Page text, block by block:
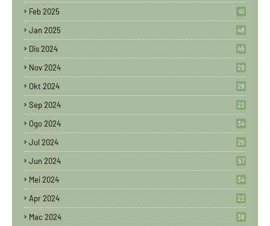
Feb 2025 41
Jan 2025 48
Dis 2024 45
Nov 2024 29
Okt 2024 28
Sep 2024 22
Ogo 2024 34
Jul 2024 25
Jun 2024 57
Mei 2024 34
Apr 2024 22
Mac 2024 38